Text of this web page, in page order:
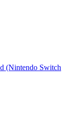
(Nintendo Switch